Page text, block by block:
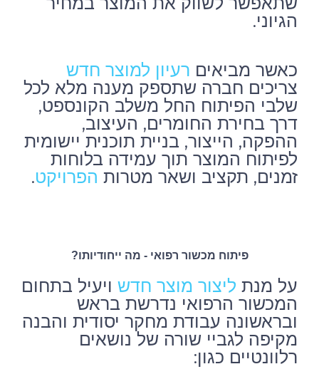
הגיוני.
כאשר מביאים רעיון למוצר חדש
צריכים חברה שתספק מענה מלא לכל
שלבי הפיתוח החל משלב הקונספט,
דרך בחירת החומרים, העיצוב,
ההפקה, הייצור, בניית תוכנית יישומית
לפיתוח המוצר תוך עמידה בלוחות
זמנים, תקציב ושאר מטרות הפרויקט.
פיתוח מכשור רפואי - מה ייחודיותו?
על מנת ליצור מוצר חדש ויעיל בתחום
המכשור הרפואי נדרשת בראש
ובראשונה עבודת מחקר יסודית והבנה
מקיפה לגביי שורה של נושאים
רלוונטיים כגון: